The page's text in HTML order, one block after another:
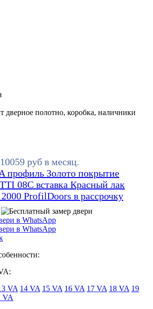
дверное полотно, коробка, наличники
10059 руб в месяц.
VA 14 VA 15 VA 16 VA 17 VA 18 VA 19
VA